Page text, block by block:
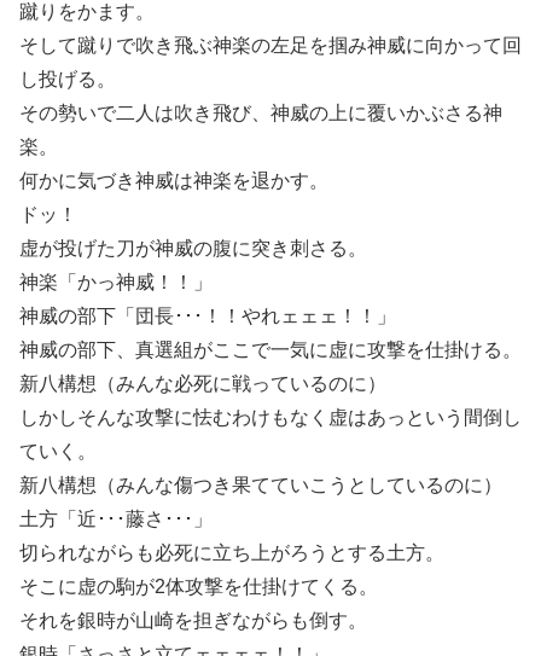
蹴りをかます。
そして蹴りで吹き飛ぶ神楽の左足を掴み神威に向かって回
し投げる。
その勢いで二人は吹き飛び、神威の上に覆いかぶさる神
楽。
何かに気づき神威は神楽を退かす。
ドッ！
虚が投げた刀が神威の腹に突き刺さる。
神楽「かっ神威！！」
神威の部下「団長･･･！！やれェェェ！！」
神威の部下、真選組がここで一気に虚に攻撃を仕掛ける。
新八構想（みんな必死に戦っているのに）
しかしそんな攻撃に怯むわけもなく虚はあっという間倒し
ていく。
新八構想（みんな傷つき果てていこうとしているのに）
土方「近･･･藤さ･･･」
切られながらも必死に立ち上がろうとする土方。
そこに虚の駒が2体攻撃を仕掛けてくる。
それを銀時が山崎を担ぎながらも倒す。